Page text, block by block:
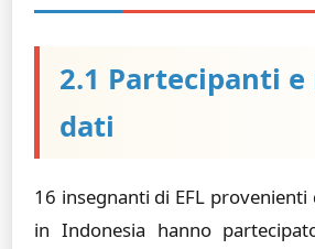
2.1 Partecipanti e
dati
16 insegnanti di EFL provenienti
in Indonesia hanno